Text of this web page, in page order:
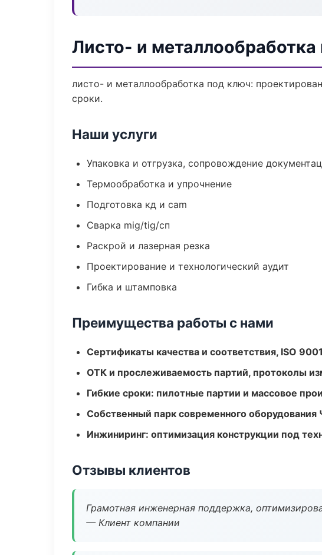
Листо- и
листо- и металлообработка под ключ:
сроки.
Наши услуги
Упаковка и отгрузка, сопровождение
Термообработка и упрочнение
Подготовка кд и cam
Сварка mig/tig/сп
Раскрой и лазерная резка
Проектирование и технологический аудит
Гибка и штамповка
Преимущества работы с нами
Сертификаты качества и соответствия, ISO 9001
ОТК и прослеживаемость партий, протоколы
Гибкие сроки: пилотные партии и массовое
Собственный парк современного оборудования
Инжиниринг: оптимизация конструкции под
Отзывы клиентов
Грамотная инженерная поддержка,
— Клиент компании